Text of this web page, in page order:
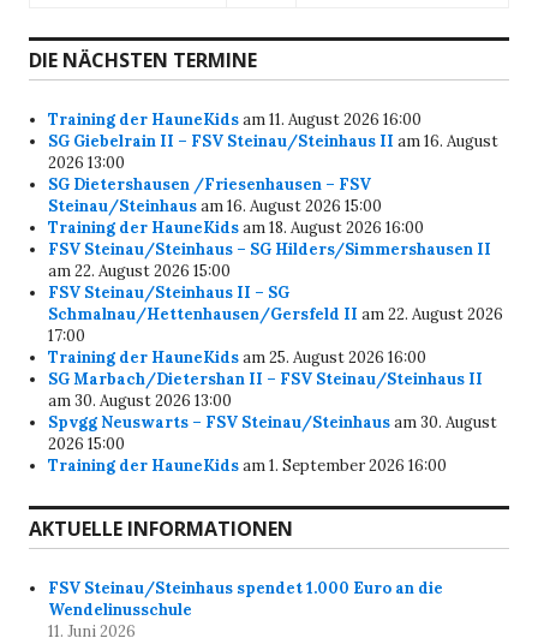
DIE NÄCHSTEN TERMINE
Training der HauneKidsam 11. August 2026 16:00
SG Giebelrain II – FSV Steinau/Steinhaus II am 16. August
2026 13:00
SG Dietershausen /Friesenhausen – FSV
Steinau/Steinhausam 16. August 2026 15:00
Training der HauneKidsam 18. August 2026 16:00
FSV Steinau/Steinhaus – SG Hilders/Simmershausen II
am 22. August 2026 15:00
FSV Steinau/Steinhaus II – SG
Schmalnau/Hettenhausen/Gersfeld II am 22. August 2026
17:00
Training der HauneKidsam 25. August 2026 16:00
SG Marbach/Dietershan II – FSV Steinau/Steinhaus II
am 30. August 2026 13:00
Spvgg Neuswarts – FSV Steinau/Steinhausam 30. August
2026 15:00
Training der HauneKidsam 1. September 2026 16:00
AKTUELLE INFORMATIONEN
FSV Steinau/Steinhaus spendet 1.000 Euro an die
Wendelinusschule
11. Juni 2026